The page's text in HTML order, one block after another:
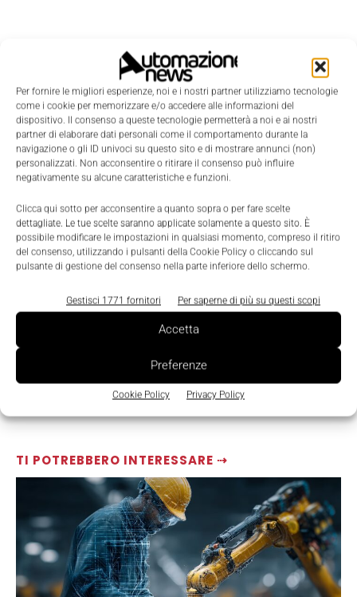
Per fornire le migliori esperienze, noi e i nostri partner utilizziamo tecnologie
come i cookie per memorizzare e/o accedere alle informazioni del
dispositivo. Il consenso a queste tecnologie permetterà a noi e ai nostri
partner di elaborare dati personali come il comportamento durante la
navigazione o gli ID univoci su questo sito e di mostrare annunci (non)
personalizzati. Non acconsentire o ritirare il consenso può influire
negativamente su alcune caratteristiche e funzioni.
Clicca qui sotto per acconsentire a quanto sopra o per fare scelte
dettagliate. Le tue scelte saranno applicate solamente a questo sito. È
possibile modificare le impostazioni in qualsiasi momento, compreso il ritiro
del consenso, utilizzando i pulsanti della Cookie Policy o cliccando sul
pulsante di gestione del consenso nella parte inferiore dello schermo.
Gestisci 1771 fornitori Per saperne di più su questi scopi
Accetta
Preferenze
Cookie Policy Privacy Policy
LEGGI LA RIVISTA ⇢
TI POTREBBERO INTERESSARE ⇢